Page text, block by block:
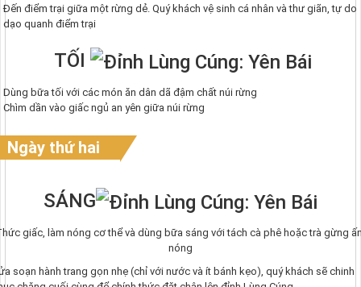
Đến điểm trại giữa một rừng dẻ. Quý khách vệ sinh cá nhân và thư giãn, tự do
dạo quanh điểm trại
TỐI
Dùng bữa tối với các món ăn dân dã đậm chất núi rừng
Chìm dần vào giấc ngủ an yên giữa núi rừng
Ngày thứ hai
SÁNG
giấc, làm nóng cơ thể và dùng bữa sáng với tách cà phê hoặc trà gừng
nóng
soạn hành trang gọn nhẹ (chỉ với nước và ít bánh kẹo), quý khách sẽ chinh